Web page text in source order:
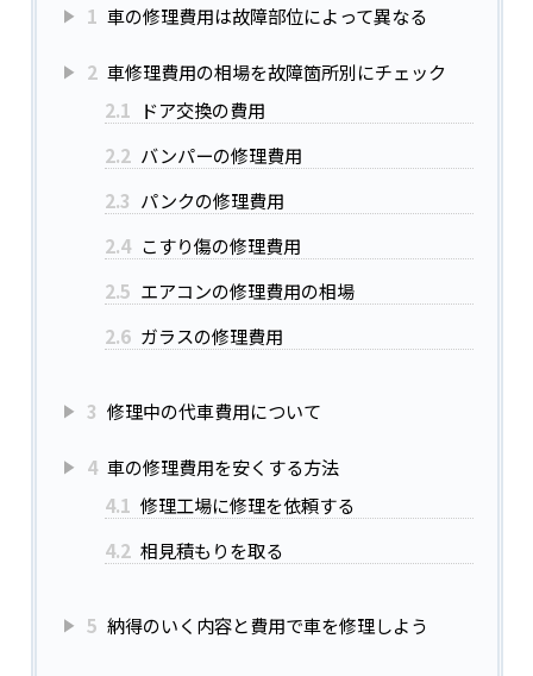
1 車の修理費用は故障部位によって異なる
2 車修理費用の相場を故障箇所別にチェック
2.1 ドア交換の費用
2.2 バンパーの修理費用
2.3 パンクの修理費用
2.4 こすり傷の修理費用
2.5 エアコンの修理費用の相場
2.6 ガラスの修理費用
3 修理中の代車費用について
4 車の修理費用を安くする方法
4.1 修理工場に修理を依頼する
4.2 相見積もりを取る
5 納得のいく内容と費用で車を修理しよう